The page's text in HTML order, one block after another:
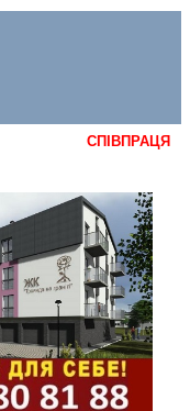
СПІВПРАЦЯ